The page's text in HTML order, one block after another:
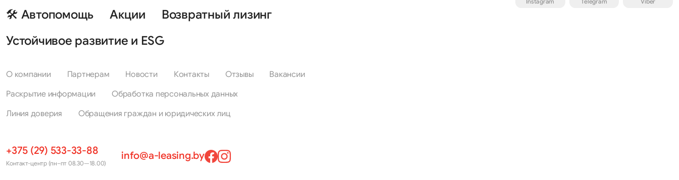
🛠 Автопомощь
Акции
Возвратный лизинг
Устойчивое развитие и ESG
О компании Партнерам Новости Контакты Отзывы
Вакансии
Раскрытие информации
Обработка персональных данных
Линия доверия
Обращения граждан и юридических лиц
+375 (29) 533-33-88
Контакт-центр (пн–пт 08.30—18.00)
info@a-leasing.by